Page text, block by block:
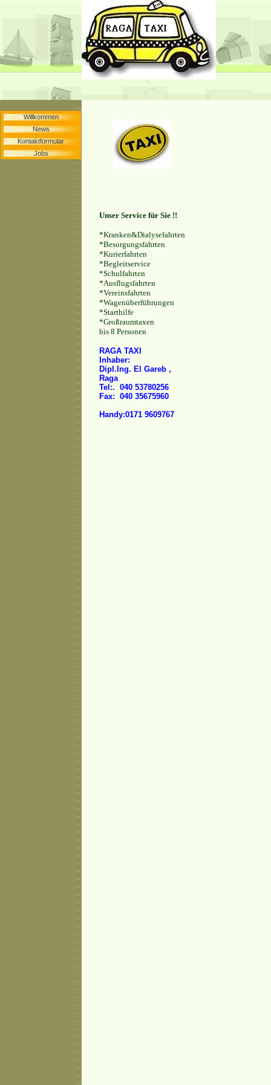
Willkommen
News
Kontaktformular
Jobs
Unser Service für Sie !!
*Kranken&Dialysefahrten
*Besorgungsfahrten
*Kurierfahrten
*Begleitservice
*Schulfahrten
*Ausflugsfahrten
*Vereinsfahrten
*Wagenüberführungen
*Starthilfe
*Großraumtaxen
bis 8 Personen
RAGA TAXI
Inhaber:
Dipl.Ing. El Gareb ,
Raga
Tel:. 040 53780256
Fax: 040 35675960
Handy:0171 9609767